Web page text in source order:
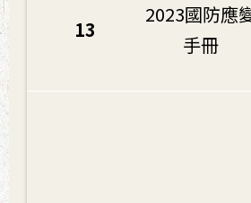
13
2023國防應
手冊